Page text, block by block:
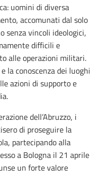
uomini di diversa
accomunati dal solo
senza vincoli ideologici,
difficili e
alle operazioni militari.
la conoscenza dei luoghi
azioni di supporto e
dell’Abruzzo, i
di proseguire la
partecipando alla
a Bologna il 21 aprile
un forte valore